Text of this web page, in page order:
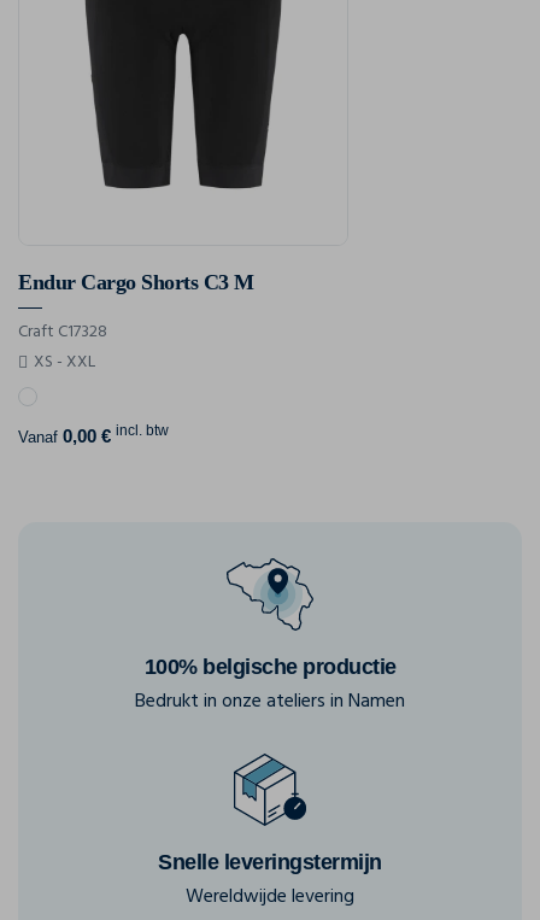
Endur Cargo Shorts C3 M
Craft C17328
XS - XXL
Vanaf 0,00 € incl. btw
100% belgische productie
Bedrukt in onze ateliers in Namen
Snelle leveringstermijn
Wereldwijde levering